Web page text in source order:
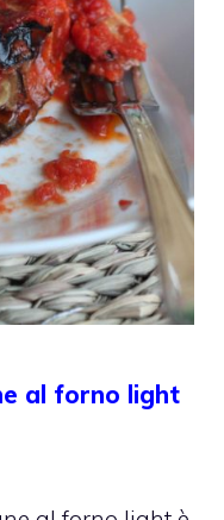
al forno light